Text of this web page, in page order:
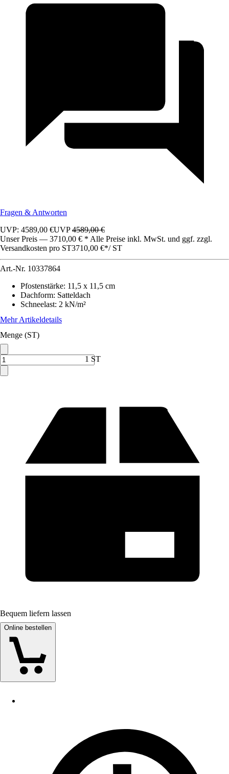
Fragen & Antworten
UVP: 4589,00 €UVP4589,00 €
Unser Preis — 3710,00 € * Alle Preise inkl. MwSt. und ggf. zzgl.
Versandkosten pro ST3710,00 €*/ ST
Art.-Nr. 10337864
Pfostenstärke: 11,5 x 11,5 cm
Dachform: Satteldach
Schneelast: 2 kN/m²
Mehr Artikeldetails
Menge (ST)
1 ST
Bequem liefern lassen
Online bestellen